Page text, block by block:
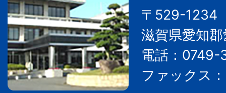
〒529-
滋賀県愛知
電話：0749-
ファックス